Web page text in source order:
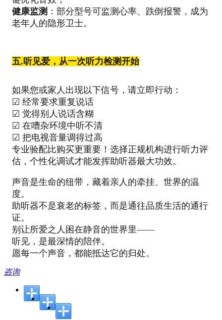
健康监测 ：部分型号可监测心率、跌倒报警，成为
老年人的隐形卫士。
五.听见爱，从一次听力检测开始
如果您或家人出现以下信号，请立即行动：
☑ 经常要求重复说话
☑ 觉得别人说话含糊
☑ 在嘈杂环境中听不清
☑ 把电视音量调得过高
专业验配比购买更重要！选择正规机构进行听力评
估，个性化调试才能发挥助听器最大功效。
声音是生命的纽带，藏着亲人的牵挂、世界的温
度。
助听器不是衰老的标签，而是通往品质生活的通行
证。
别让所爱之人困在静音的世界里——
听见，是最深情的陪伴。
愿每一个声音，都能抵达它的归处。
咨询